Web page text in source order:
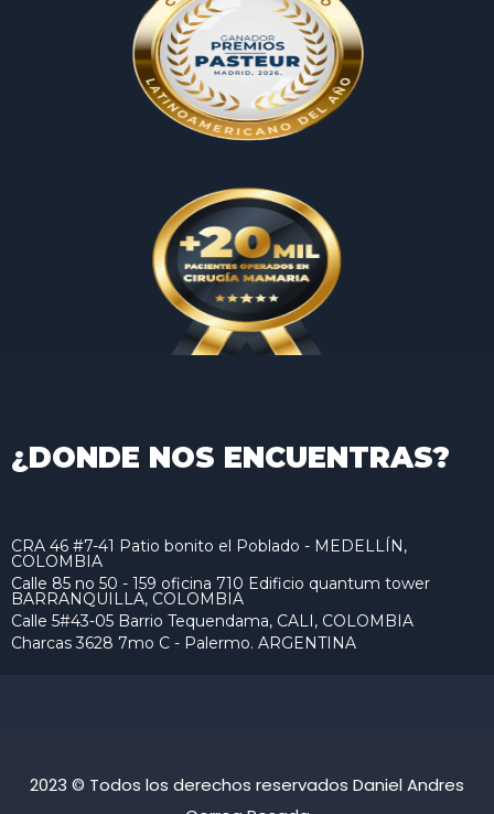
¿DONDE NOS ENCUENTRAS?
CRA 46 #7-41 Patio bonito el Poblado - MEDELLÍN,
COLOMBIA
Calle 85 no 50 - 159 oficina 710 Edificio quantum tower
BARRANQUILLA, COLOMBIA
Calle 5#43-05 Barrio Tequendama, CALI, COLOMBIA
Charcas 3628 7mo C - Palermo. ARGENTINA
2023 © Todos los derechos reservados Daniel Andres